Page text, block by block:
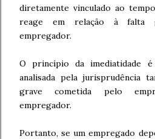
diretamente vinculado ao
reage em relação à falta
empregador.
O princípio da imediatidade
analisada pela jurisprudência
grave cometida pelo
empregador.
Portanto, se um empregado